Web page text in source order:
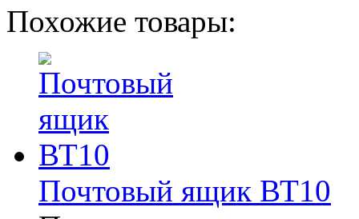
Похожие товары:
Почтовый ящик ВТ10